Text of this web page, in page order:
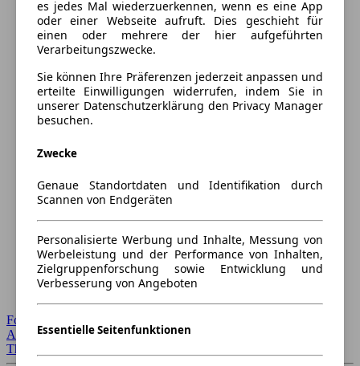
Forum Startseite
Alle Auto-Foren
Themen-Forum
es jedes Mal wiederzuerkennen, wenn es eine App
oder einer Webseite aufruft. Dies geschieht für
einen oder mehrere der hier aufgeführten
Verarbeitungszwecke.
Sie können Ihre Präferenzen jederzeit anpassen und
erteilte Einwilligungen widerrufen, indem Sie in
unserer Datenschutzerklärung den Privacy Manager
besuchen.
Zwecke
Genaue Standortdaten und Identifikation durch
Scannen von Endgeräten
Personalisierte Werbung und Inhalte, Messung von
Werbeleistung und der Performance von Inhalten,
Zielgruppenforschung sowie Entwicklung und
Verbesserung von Angeboten
Essentielle Seitenfunktionen